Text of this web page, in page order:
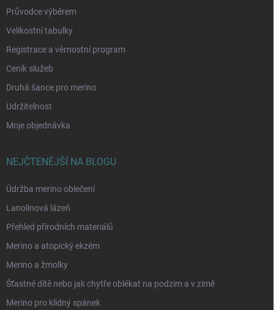
Průvodce výběrem
Velikostní tabulky
Registrace a věrnostní program
Ceník služeb
Druhá šance pro merino
Udržitelnost
Moje objednávka
NEJČTENĚJŠÍ NA BLOGU
Údržba merino oblečení
Lanolinová lázeň
Přehled přírodních materiálů
Merino a atopický ekzém
Merino a žmolky
Šťastné dítě nebo jak chytře oblékat na podzim a v zimě
Merino pro klidný spánek